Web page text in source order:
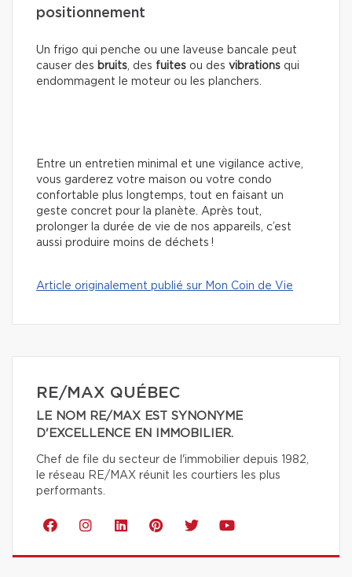
positionnement
Un frigo qui penche ou une laveuse bancale peut
causer des bruits , des fuites ou des vibrations qui
endommagent le moteur ou les planchers.
Entre un entretien minimal et une vigilance active,
vous garderez votre maison ou votre condo
confortable plus longtemps, tout en faisant un
geste concret pour la planète. Après tout,
prolonger la durée de vie de nos appareils, c’est
aussi produire moins de déchets !
Article originalement publié sur Mon Coin de Vie
RE/MAX QUÉBEC
LE NOM RE/MAX EST SYNONYME
D'EXCELLENCE EN IMMOBILIER.
Chef de file du secteur de l'immobilier depuis 1982,
le réseau RE/MAX réunit les courtiers les plus
performants.